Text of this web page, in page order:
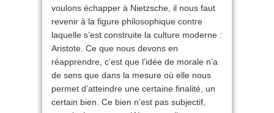
voulons échapper à Nietzsche, il nous faut
revenir à la figure philosophique contre
laquelle s’est construite la culture moderne :
Aristote. Ce que nous devons en
réapprendre, c’est que l’idée de morale n’a
de sens que dans la mesure où elle nous
permet d’atteindre une certaine finalité, un
certain bien. Ce bien n’est pas subjectif,